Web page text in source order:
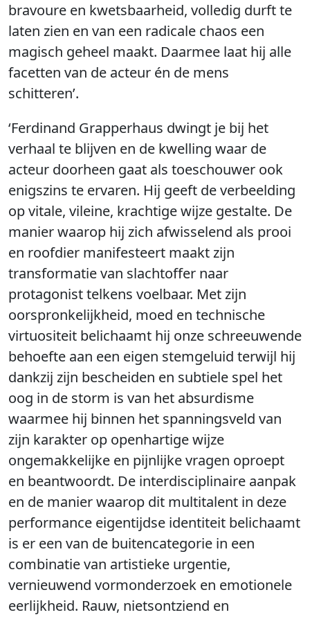
bravoure en kwetsbaarheid, volledig durft te
laten zien en van een radicale chaos een
magisch geheel maakt. Daarmee laat hij alle
facetten van de acteur én de mens
schitteren’.
‘Ferdinand Grapperhaus dwingt je bij het
verhaal te blijven en de kwelling waar de
acteur doorheen gaat als toeschouwer ook
enigszins te ervaren. Hij geeft de verbeelding
op vitale, vileine, krachtige wijze gestalte. De
manier waarop hij zich afwisselend als prooi
en roofdier manifesteert maakt zijn
transformatie van slachtoffer naar
protagonist telkens voelbaar. Met zijn
oorspronkelijkheid, moed en technische
virtuositeit belichaamt hij onze schreeuwende
behoefte aan een eigen stemgeluid terwijl hij
dankzij zijn bescheiden en subtiele spel het
oog in de storm is van het absurdisme
waarmee hij binnen het spanningsveld van
zijn karakter op openhartige wijze
ongemakkelijke en pijnlijke vragen oproept
en beantwoordt. De interdisciplinaire aanpak
en de manier waarop dit multitalent in deze
performance eigentijdse identiteit belichaamt
is er een van de buitencategorie in een
combinatie van artistieke urgentie,
vernieuwend vormonderzoek en emotionele
eerlijkheid. Rauw, nietsontziend en